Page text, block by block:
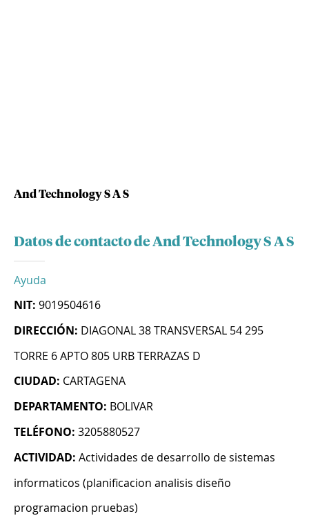
And Technology S A S
Datos de contacto de And Technology S A S
Ayuda
NIT: 9019504616
DIRECCIÓN: DIAGONAL 38 TRANSVERSAL 54 295
TORRE 6 APTO 805 URB TERRAZAS D
CIUDAD: CARTAGENA
DEPARTAMENTO: BOLIVAR
TELÉFONO: 3205880527
ACTIVIDAD: Actividades de desarrollo de sistemas
informaticos (planificacion analisis diseño
programacion pruebas)